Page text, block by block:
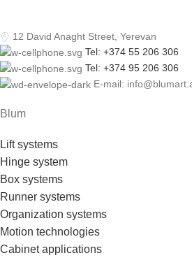
12 David Anaght Street, Yerevan
Tel: +374 55 206 306
Tel: +374 95 206 306
E-mail:
Blum
Lift systems
Hinge system
Box systems
Runner systems
Organization systems
Motion technologies
Cabinet applications